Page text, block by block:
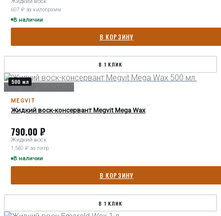
607 ₽ за килограмм
В наличии
В КОРЗИНУ
В 1 КЛИК
500 мл
Быстрый просмотр
MEGVIT
Жидкий воск-консервант Megvit Mega Wax
790.00 ₽
Жидкий воск
1,580 ₽ за литр
В наличии
В КОРЗИНУ
В 1 КЛИК